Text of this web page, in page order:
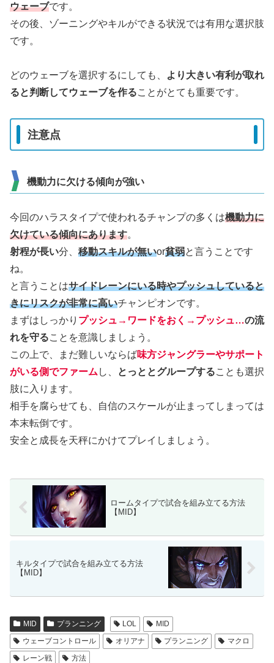
ウェーブです。
その後、ゾーニングやキルができる状況では有用な選択肢
です。
どのウェーブを選択するにしても、
より大きい有利が取れ
ると判断してウェーブを作ることがとても重要です。
注意点
機動力に欠ける傾向が強い
今回のハラスタイプで使われるチャンプの多くは機動力に
欠けている傾向にあります。
射程が長い分、 移動スキルが無いor貧弱と言うことです
ね。
と言うことはサイドレーンにいる時やプッシュしていると
きにリスクが非常に高いチャンピオンです。
まずはしっかり プッシュ→ワードをおく→プッシュ…の流
れを守ることを意識しましょう。
この上で、まだ難しいならば味方ジャングラーやサポート
がいる側でファームし、 とっととグループすることも選択
肢に入ります。
相手を腐らせても、自信のスケールが止まってしまっては
本末転倒です。
安全と成長を天秤にかけてプレイしましょう。
ロームタイプで試合を組み立てる方法
【MID】
キルタイプで試合を組み立てる方法
【MID】
MID プランニング LOL
MID
ウェーブコントロール
オリアナ プランニング
マクロ
レーン戦
方法